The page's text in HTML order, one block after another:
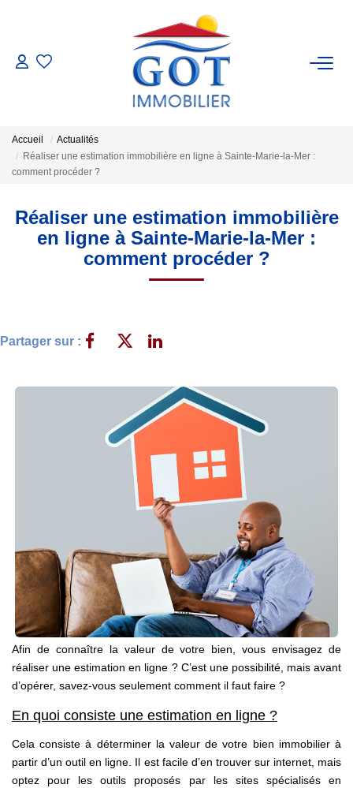
VENTES
ESTIMATION
NOS BIENS VENDUS
Notre Région
Avis Clients
Nos Actualités
Blog
CONTACT
Accueil
Actualités
Réaliser une estimation immobilière en ligne à Sainte-Marie-la-Mer :
comment procéder ?
Réaliser une estimation immobilière
en ligne à Sainte-Marie-la-Mer :
comment procéder ?
Partager sur :
Afin de connaître la valeur de votre bien, vous envisagez de
réaliser une estimation en ligne ? C’est une possibilité, mais avant
d’opérer, savez-vous seulement comment il faut faire ?
En quoi consiste une estimation en ligne ?
Cela consiste à déterminer la valeur de votre bien immobilier à
partir d’un outil en ligne. Il est facile d’en trouver sur internet, mais
optez pour les outils proposés par les sites spécialisés en